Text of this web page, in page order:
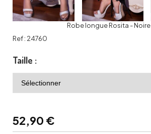
Robe longue Rosita - Noire
Ref : 24760
Taille :
52,90 €